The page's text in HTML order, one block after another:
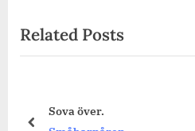
Related Posts
Sova över.
prev